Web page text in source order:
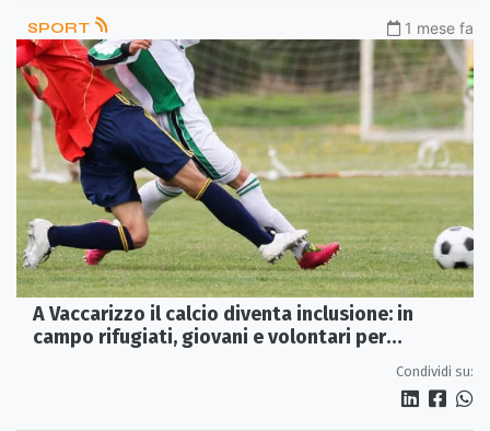
SPORT 1 mese fa
A Vaccarizzo il calcio diventa inclusione: in
campo rifugiati, giovani e volontari per
Condividi su: